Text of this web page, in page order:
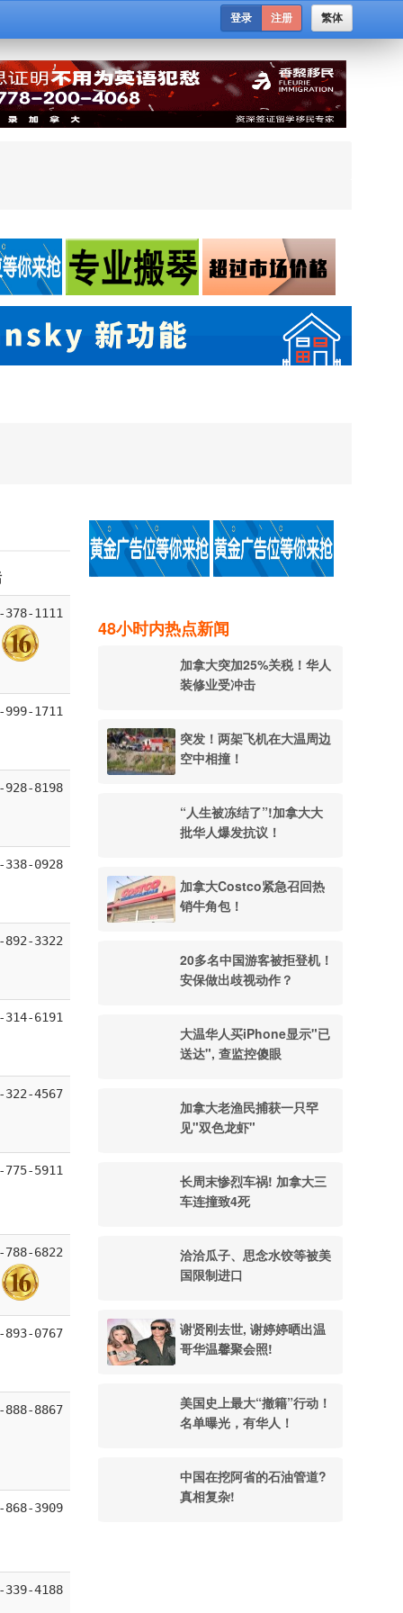
繁体
登录 注册
378-1111
999-1711
928-8198
338-0928
892-3322
314-6191
322-4567
775-5911
788-6822
893-0767
888-8867
868-3909
339-4188
48小时内热点新闻
加拿大突加25%关税！华人
装修业受冲击
突发！两架飞机在大温周边
空中相撞！
“人生被冻结了”!加拿大大
批华人爆发抗议！
加拿大Costco紧急召回热
销牛角包！
20多名中国游客被拒登机！
安保做出歧视动作？
大温华人买iPhone显示"已
送达", 查监控傻眼
加拿大老渔民捕获一只罕
见"双色龙虾"
长周末惨烈车祸! 加拿大三
车连撞致4死
洽洽瓜子、思念水饺等被美
国限制进口
谢贤刚去世, 谢婷婷晒出温
哥华温馨聚会照!
美国史上最大“撤籍”行动！
名单曝光，有华人！
中国在挖阿省的石油管道?
真相复杂!